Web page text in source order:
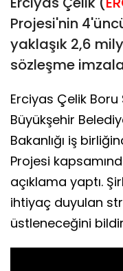
Projesi'nin
yaklaşık 2,6
sözleşme
Erciyas Çelik Boru
Büyükşehir
Bakanlığı iş
Projesi
açıklama yaptı.
ihtiyaç duyulan
üstleneceğini